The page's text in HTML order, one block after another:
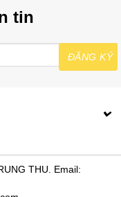
tin
ĐĂNG KÝ
THU. Email: